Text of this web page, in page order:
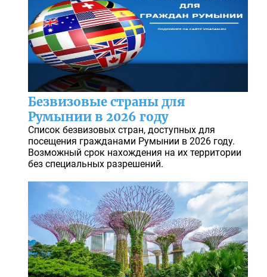
Безвизовые страны для
Румынии в 2026 году
Список безвизовых стран, доступных для
посещения гражданами Румынии в 2026 году.
Возможный срок нахождения на их территории
без специальных разрешений.